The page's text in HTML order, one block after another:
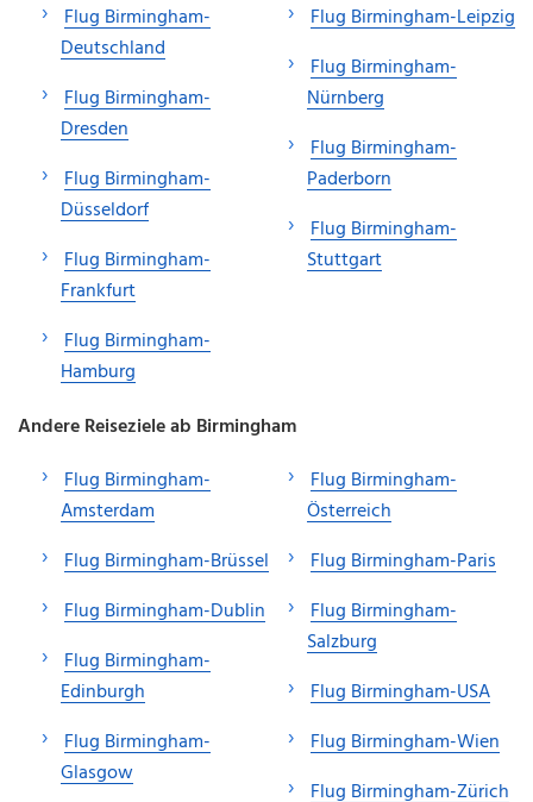
Flug Birmingham-
Deutschland
Flug Birmingham-
Dresden
Flug Birmingham-
Düsseldorf
Flug Birmingham-
Frankfurt
Flug Birmingham-
Hamburg
Flug Birmingham-Leipzig
Flug Birmingham-
Nürnberg
Flug Birmingham-
Paderborn
Flug Birmingham-
Stuttgart
Andere Reiseziele ab Birmingham
Flug Birmingham-
Amsterdam
Flug Birmingham-Brüssel
Flug Birmingham-Dublin
Flug Birmingham-
Edinburgh
Flug Birmingham-
Glasgow
Flug Birmingham-
Österreich
Flug Birmingham-Paris
Flug Birmingham-
Salzburg
Flug Birmingham-USA
Flug Birmingham-Wien
Flug Birmingham-Zürich